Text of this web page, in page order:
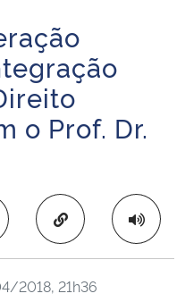
o Prof. Dr.
Copiar para área
2018, 21h36